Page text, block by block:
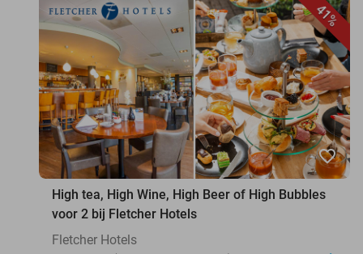
41%
favorite_border
High tea, High Wine, High Beer of High Bubbles
voor 2 bij Fletcher Hotels
Fletcher Hotels